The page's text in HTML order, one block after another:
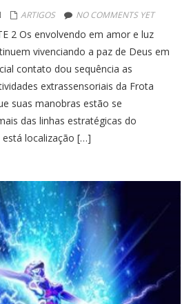
ARTIGOS NO COMMENTS YET
2 Os envolvendo em amor e luz
vivenciando a paz de Deus em
contato dou sequência as
extrassensoriais da Frota
suas manobras estão se
das linhas estratégicas do
localização […]